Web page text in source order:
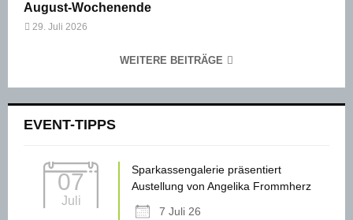
August-Wochenende
29. Juli 2026
WEITERE BEITRÄGE
EVENT-TIPPS
07
Juli
Sparkassengalerie präsentiert
Austellung von Angelika Frommherz
7 Juli 26